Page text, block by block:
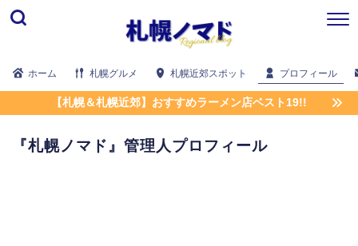
ホーム 札幌グルメ 札幌近郊スポット プロフィール
【札幌＆札幌近郊】おすすめラーメン店ベスト19!!
『札幌ノマド』管理人プロフィール